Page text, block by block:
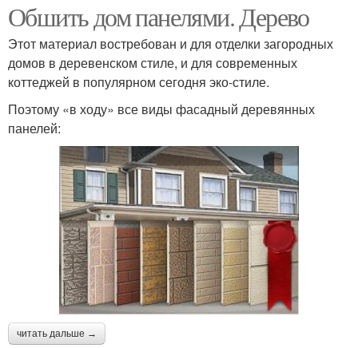
Обшить дом панелями. Дерево
Этот материал востребован и для отделки загородных
домов в деревенском стиле, и для современных
коттеджей в популярном сегодня эко-стиле.
Поэтому «в ходу» все виды фасадный деревянных
панелей:
читать дальше →